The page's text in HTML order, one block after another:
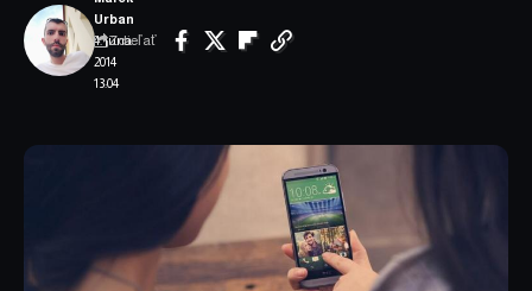
4. júna
2014
13:04
Urban
Zdieľať